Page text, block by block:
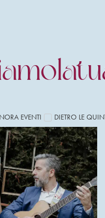
EVENTI DIETRO LE